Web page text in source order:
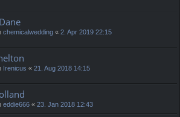
chemicalwedding « 2. Apr 2019 22:15
Irenicus « 21. Aug 2018 14:15
eddie666 « 23. Jan 2018 12:43